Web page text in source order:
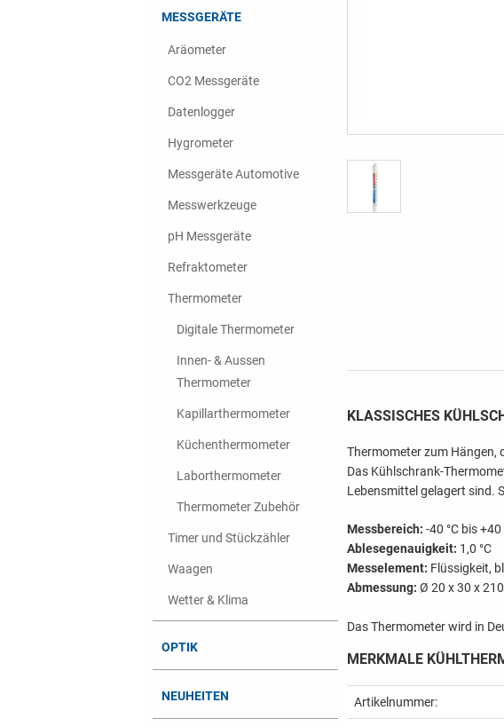
MESSGERÄTE
Aräometer
CO2 Messgeräte
Datenlogger
Hygrometer
Messgeräte Automotive
Messwerkzeuge
pH Messgeräte
Refraktometer
Thermometer
Digitale Thermometer
Innen- & Aussen
Thermometer
Kapillarthermometer
Küchenthermometer
Laborthermometer
Thermometer Zubehör
Timer und Stückzähler
Waagen
Wetter & Klima
OPTIK
NEUHEITEN
KLASSISCHES
Thermometer zum Hängen,
Das Kühlschrank-
Lebensmittel gelagert sind.
Messbereich: -40 °C bis +40
Ablesegenauigkeit: 1,0 °C
Messelement: Flüssigkeit,
Abmessung: Ø 20 x 30 x
Das Thermometer wird in
MERKMALE
Artikelnummer: